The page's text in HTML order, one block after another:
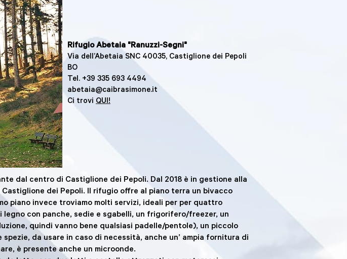
Rifugio Abetaia "Ranuzzi-Segni"
Via dell’Abetaia SNC 40035, Castiglione dei Pepoli
BO
Tel. +39 335 693 4494
abetaia@caibrasimone.it
Ci trovi QUI!
dal centro di Castiglione dei Pepoli. Dal 2018 è in gestione alla
dei Pepoli. Il rifugio offre al piano terra un bivacco
piano invece troviamo molti servizi, ideali per per quattro
con panche, sedie e sgabelli, un frigorifero/freezer, un
quindi vanno bene qualsiasi padelle/pentole), un piccolo
da usare in caso di necessità, anche un’ ampia fornitura di
è presente anche un microonde.